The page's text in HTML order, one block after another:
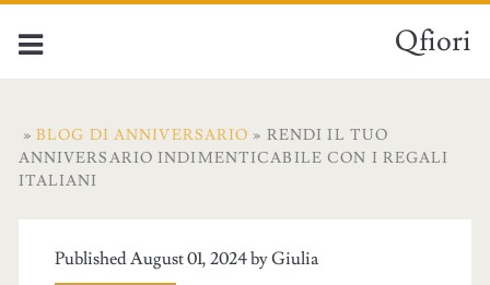
Qfiori
» BLOG DI ANNIVERSARIO » RENDI IL TUO
ANNIVERSARIO INDIMENTICABILE CON I REGALI
ITALIANI
Published August 01, 2024 byGiulia